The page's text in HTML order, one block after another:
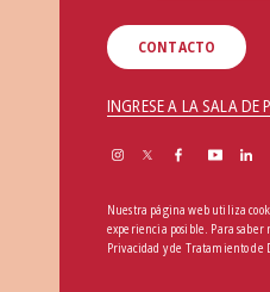
CONTACTO
INGRESE A LA SALA DE
Nuestra página web utiliza
experiencia posible. Para saber
Privacidad y de Tratamiento de